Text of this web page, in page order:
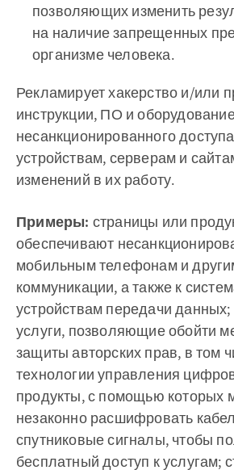
позволяющих изменить
на наличие запрещенных
организме человека.
Рекламирует хакерство и/или
инструкции, ПО и
несанкционированного
устройствам, серверам и
изменений в их работу.
Примеры: страницы или
обеспечивают
мобильным телефонам и
коммуникации, а также к
устройствам передачи данных;
услуги, позволяющие обойти
защиты авторских прав, в том
технологии управления
продукты, с помощью которых
незаконно расшифровать
спутниковые сигналы, чтобы
бесплатный доступ к услугам;